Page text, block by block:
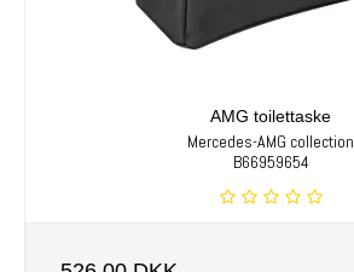
AMG toilettaske
Mercedes-AMG collection
B66959654